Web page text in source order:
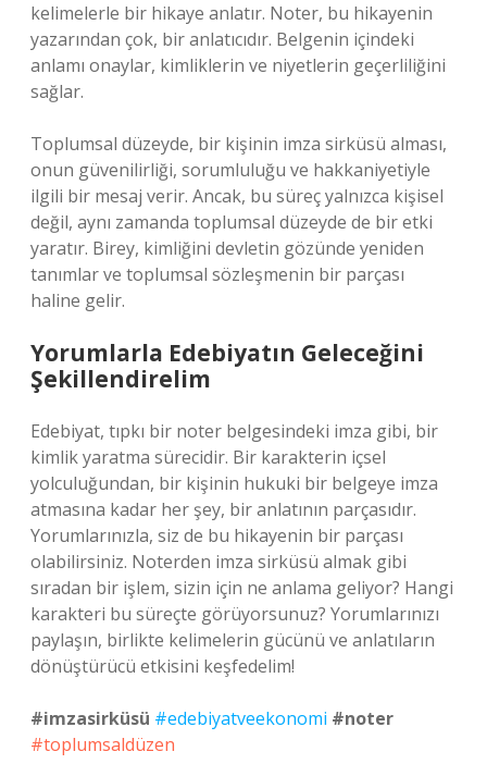
kelimelerle bir hikaye anlatır. Noter, bu hikayenin
yazarından çok, bir anlatıcıdır. Belgenin içindeki
anlamı onaylar, kimliklerin ve niyetlerin geçerliliğini
sağlar.
Toplumsal düzeyde, bir kişinin imza sirküsü alması,
onun güvenilirliği, sorumluluğu ve hakkaniyetiyle
ilgili bir mesaj verir. Ancak, bu süreç yalnızca kişisel
değil, aynı zamanda toplumsal düzeyde de bir etki
yaratır. Birey, kimliğini devletin gözünde yeniden
tanımlar ve toplumsal sözleşmenin bir parçası
haline gelir.
Yorumlarla Edebiyatın Geleceğini
Şekillendirelim
Edebiyat, tıpkı bir noter belgesindeki imza gibi, bir
kimlik yaratma sürecidir. Bir karakterin içsel
yolculuğundan, bir kişinin hukuki bir belgeye imza
atmasına kadar her şey, bir anlatının parçasıdır.
Yorumlarınızla, siz de bu hikayenin bir parçası
olabilirsiniz. Noterden imza sirküsü almak gibi
sıradan bir işlem, sizin için ne anlama geliyor? Hangi
karakteri bu süreçte görüyorsunuz? Yorumlarınızı
paylaşın, birlikte kelimelerin gücünü ve anlatıların
dönüştürücü etkisini keşfedelim!
#imzasirküsü #edebiyatveekonomi #noter
#toplumsaldüzen